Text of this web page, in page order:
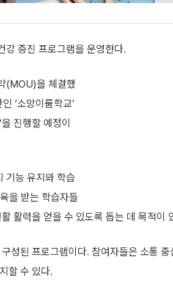
강 증진 프로그램을 운영한다.
(MOU)을 체결했
‘소망이룸학교’
진행할 예정이
기능 유지와 학습
을 받는 학습자들
활력을 얻을 수 있도록 돕는 데 목적이
성된 프로그램이다. 참여자들은 소통 중
할 수 있다.